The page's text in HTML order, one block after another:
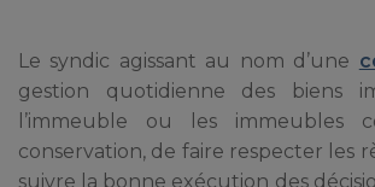
Le syndic agissant au nom d’une
gestion quotidienne des biens
l’immeuble ou les immeubles
conservation, de faire respecter les
suivre la bonne exécution des